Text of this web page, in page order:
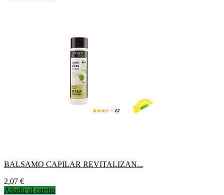
BALSAMO CAPILAR REVITALIZAN...
Precio
2,07 €
Añadir al carrito